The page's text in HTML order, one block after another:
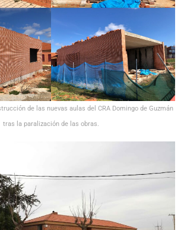
de las nuevas aulas del CRA Domingo de Guzmán
tras la paralización de las obras.